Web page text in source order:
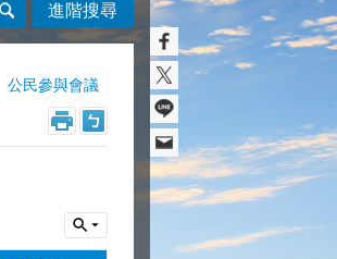
進階搜尋
公民參與會議